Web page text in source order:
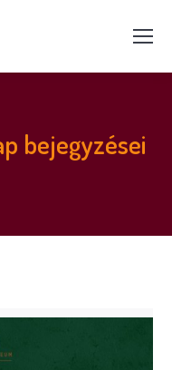
bejegyzései